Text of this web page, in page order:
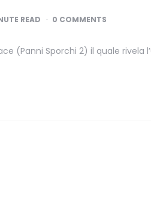
READ 0 COMMENTS
(Panni Sporchi 2) il quale